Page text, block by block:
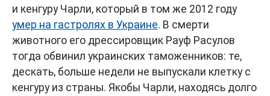
и кенгуру Чарли, который в том же 2012 году
умер на гастролях в Украине. В смерти
животного его дрессировщик Рауф Расулов
тогда обвинил украинских таможенников: те,
дескать, больше недели не выпускали клетку с
кенгуру из страны. Якобы Чарли, находясь долго